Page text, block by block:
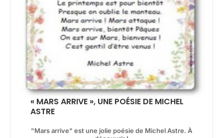
« MARS ARRIVE », UNE POÉSIE DE MICHEL
ASTRE
"Mars arrive" est une jolie poésie de Michel Astre. À